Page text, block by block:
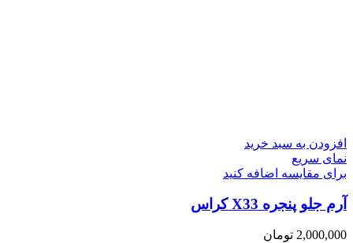
افزودن به سبد خرید
نمای سریع
برای مقایسه اضافه کنید
آرم جلو پنجره X33 کراس
2,000,000 تومان